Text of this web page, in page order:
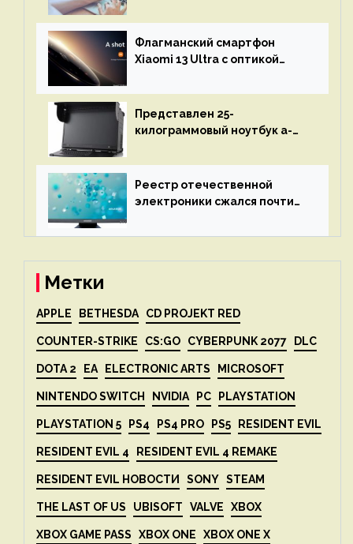
остановится до полного
восстановления кода и
объяснит, что пошло не так
Флагманский смартфон
Xiaomi 13 Ultra с оптикой
представят 18 апреля
Представлен 25-
килограммовый ноутбук a-
до 3 Тбайт DDR5 и шесть
дисплеев
Реестр отечественной
электроники сжался почти
Метки
APPLE BETHESDA CD PROJEKT RED
COUNTER-STRIKE CS:GO CYBERPUNK 2077 DLC
DOTA 2 EA ELECTRONIC ARTS MICROSOFT
NINTENDO SWITCH NVIDIA PC PLAYSTATION
PLAYSTATION 5 PS4 PS4 PRO PS5 RESIDENT EVIL
RESIDENT EVIL 4 RESIDENT EVIL 4 REMAKE
RESIDENT EVIL НОВОСТИ SONY STEAM
THE LAST OF US UBISOFT VALVE XBOX
XBOX GAME PASS XBOX ONE XBOX ONE X